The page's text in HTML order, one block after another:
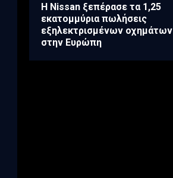
H Nissan ξεπέρασε τα 1,25
εκατομμύρια πωλήσεις
εξηλεκτρισμένων οχημάτων
στην Ευρώπη